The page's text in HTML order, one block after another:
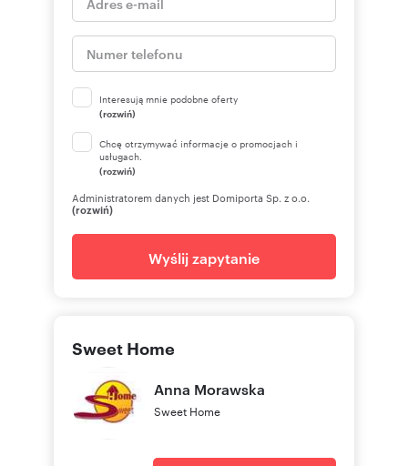
Interesują mnie podobne oferty
(rozwiń)
Chcę otrzymywać informacje o promocjach i
usługach.
(rozwiń)
Administratorem danych jest Domiporta Sp. z o.o.
(rozwiń)
Wyślij zapytanie
Sweet Home
Anna Morawska
Sweet Home